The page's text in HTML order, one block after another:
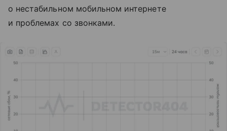
о нестабильном мобильном интернете
и проблемах со звонками.